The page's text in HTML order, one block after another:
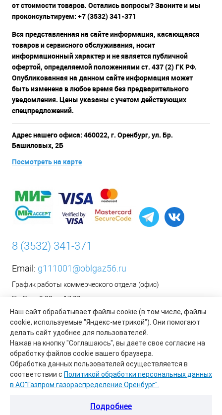
Наш сайт обрабатывает файлы cookie (в том числе, файлы
cookie, используемые "Яндекс-метрикой"). Они помогают
делать сайт удобнее для пользователей.
Нажав на кнопку "Соглашаюсь", вы даете свое согласие на
обработку файлов cookie вашего браузера.
Обработка данных пользователей осуществляется в
соответствии с Политикой обработки персональных данных
в АО"Газпром газораспределение Оренбург".
Подробнее
от стоимости товаров. Остались вопросы? Звоните и мы
проконсультируем: +7 (3532) 341-371
Вся представленная на сайте информация, касающаяся
товаров и сервисного обслуживания, носит
информационный характер и не является публичной
офертой, определяемой положениями ст. 437 (2) ГК РФ.
Опубликованная на данном сайте информация может
быть изменена в любое время без предварительного
уведомления. Цены указаны с учетом действующих
спецпредложений.
Адрес нашего офиса: 460022, г. Оренбург, ул. Бр.
Башиловых, 2Б
Посмотреть на карте
8 (3532) 341-371
Email: g111001@oblgaz56.ru
График работы коммерческого отдела (офис)
Пн-Пт: с 9:00 до 17:00
Сб-Вс: Выходной
__________________________________________
Оформить заявку на установку бытового газового
оборудования возможно на сайте организации АО «Газпром
газораспределение Оренбург»:https://www.oblgaz56.ru/